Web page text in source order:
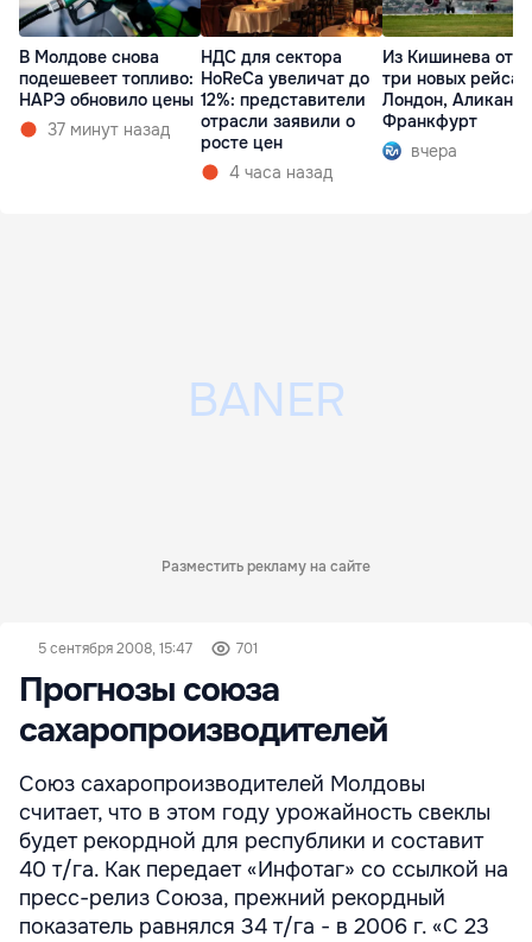
В Молдове снова
подешевеет топливо:
НАРЭ обновило цены
37 минут назад
НДС для сектора
HoReCa увеличат до
12%: представители
отрасли заявили о
росте цен
4 часа назад
Из Кишинева
три новых рейса
Лондон,
Франкфурт
вчера
Разместить рекламу на сайте
5 сентября 2008, 15:47 701
Прогнозы союза
сахаропроизводителей
Союз сахаропроизводителей Молдовы
считает, что в этом году урожайность свеклы
будет рекордной для республики и составит
40 т/га. Как передает «Инфотаг» со ссылкой на
пресс-релиз Союза, прежний рекордный
показатель равнялся 34 т/га - в 2006 г. «С 23